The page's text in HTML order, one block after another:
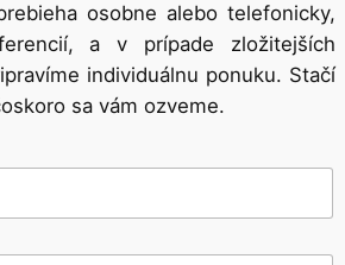
osobne alebo telefonicky,
a v prípade zložitejších
individuálnu ponuku. Stačí
sa vám ozveme.